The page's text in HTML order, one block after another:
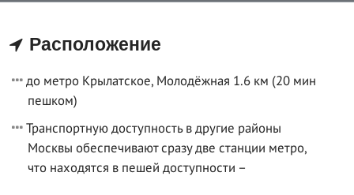
Расположение
до метро Крылатское, Молодёжная 1.6 км (20 мин
пешком)
Транспортную доступность в другие районы
Москвы обеспечивают сразу две станции метро,
что находятся в пешей доступности –